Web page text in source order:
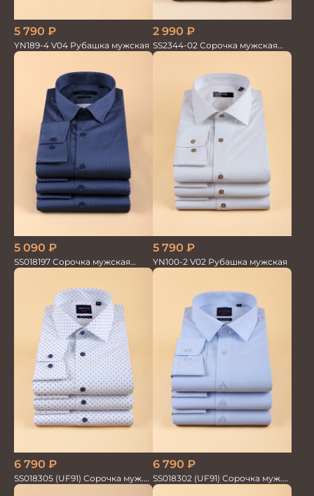
5 790 ₽
YN189-4 V04 Рубашка мужская
2 990 ₽
SS2344-02 Сорочка мужская
кор.рукав бамбук
5 090 ₽
SS018197 Сорочка мужская
GROSTYLE PRIME
5 790 ₽
YN100-2 V02 Рубашка мужская
6 790 ₽
SS018305 (UF91) Сорочка муж.
GROSTYLE TRENDY
6 790 ₽
SS018302 (UF91) Сорочка муж.
GROSTYLE TRENDY